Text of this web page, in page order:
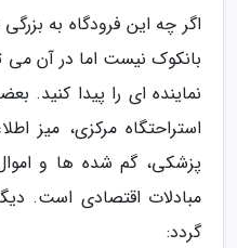
اگر چه این فرودگاه به
بانکوک نیست اما در آن می
نماینده ای را پیدا کنید.
استراحتگاه مرکزی، میز
پزشکی، گم شده ها و
مبادلات اقتصادی است.
گردد: